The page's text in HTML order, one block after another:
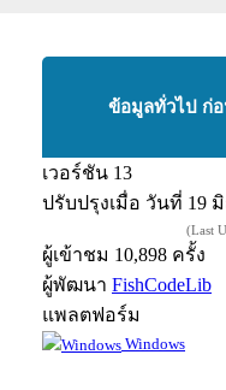
ข้อมูลทั่วไป ก่
เวอร์ชัน 13
ปรับปรุงเมื่อ วันที่ 19
(Last
ผู้เข้าชม 10,898 ครั้ง
ผู้พัฒนา FishCodeLib
แพลตฟอร์ม
Windows